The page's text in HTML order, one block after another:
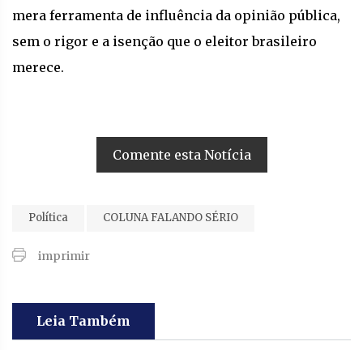
mera ferramenta de influência da opinião pública,
sem o rigor e a isenção que o eleitor brasileiro
merece.
Comente esta Notícia
Política COLUNA FALANDO SÉRIO
imprimir
Leia Também